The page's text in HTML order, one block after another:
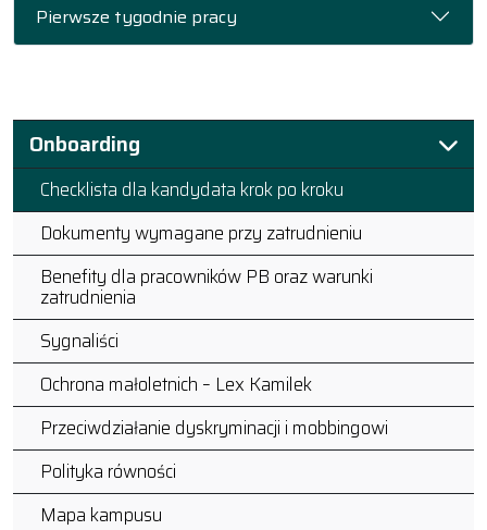
Pierwsze tygodnie pracy
Onboarding
Checklista dla kandydata krok po kroku
Dokumenty wymagane przy zatrudnieniu
Benefity dla pracowników PB oraz warunki
zatrudnienia
Sygnaliści
Ochrona małoletnich – Lex Kamilek
Przeciwdziałanie dyskryminacji i mobbingowi
Polityka równości
Mapa kampusu